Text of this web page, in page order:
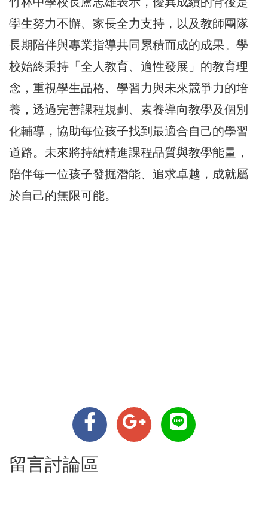
學生努力不懈、家長全力支持，以及教師團隊
長期陪伴與專業指導共同累積而成的成果。學
校始終秉持「全人教育、適性發展」的教育理
念，重視學生品格、學習力與未來競爭力的培
養，透過完善課程規劃、素養導向教學及個別
化輔導，協助每位孩子找到最適合自己的學習
道路。未來將持續精進課程品質與教學能量，
陪伴每一位孩子發掘潛能、追求卓越，成就屬
於自己的無限可能。
留言討論區